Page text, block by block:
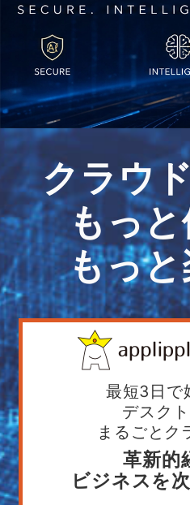
クラウ
もっ
もっ
最短3日で
デスク
まるごとク
革新的
ビジネスを